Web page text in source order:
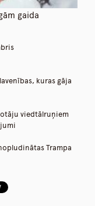
gaida
kuras gāja
viedtālruņiem
Trampa